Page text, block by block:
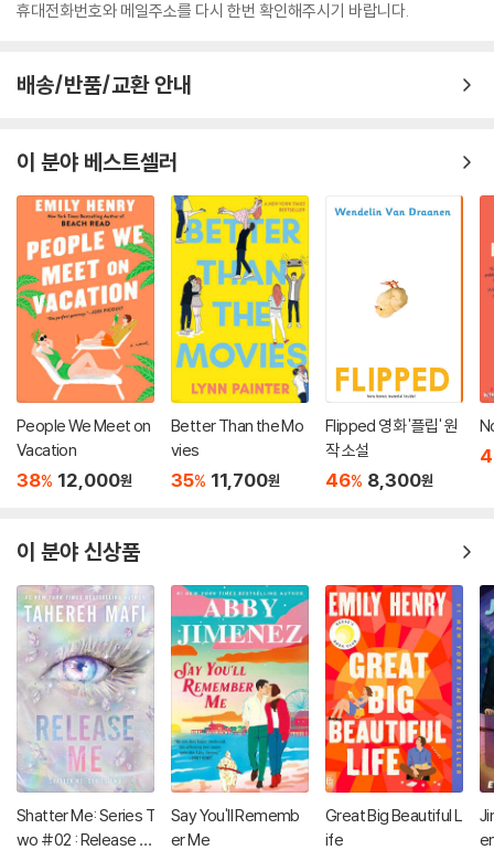
휴대전화번호와 메일주소를 다시 한번 확인해주시기 바랍니다.
배송/반품/교환 안내
이 분야 베스트셀러
People We Meet on
Vacation
38% 12,000원
Better Than the Mo
vies
35% 11,700원
Flipped 영화 '플립' 원
작 소설
46% 8,300원
이 분야 신상품
Shatter Me: Series T
wo #02 : Release M
Say You'll Rememb
er Me
Great Big Beautiful L
ife